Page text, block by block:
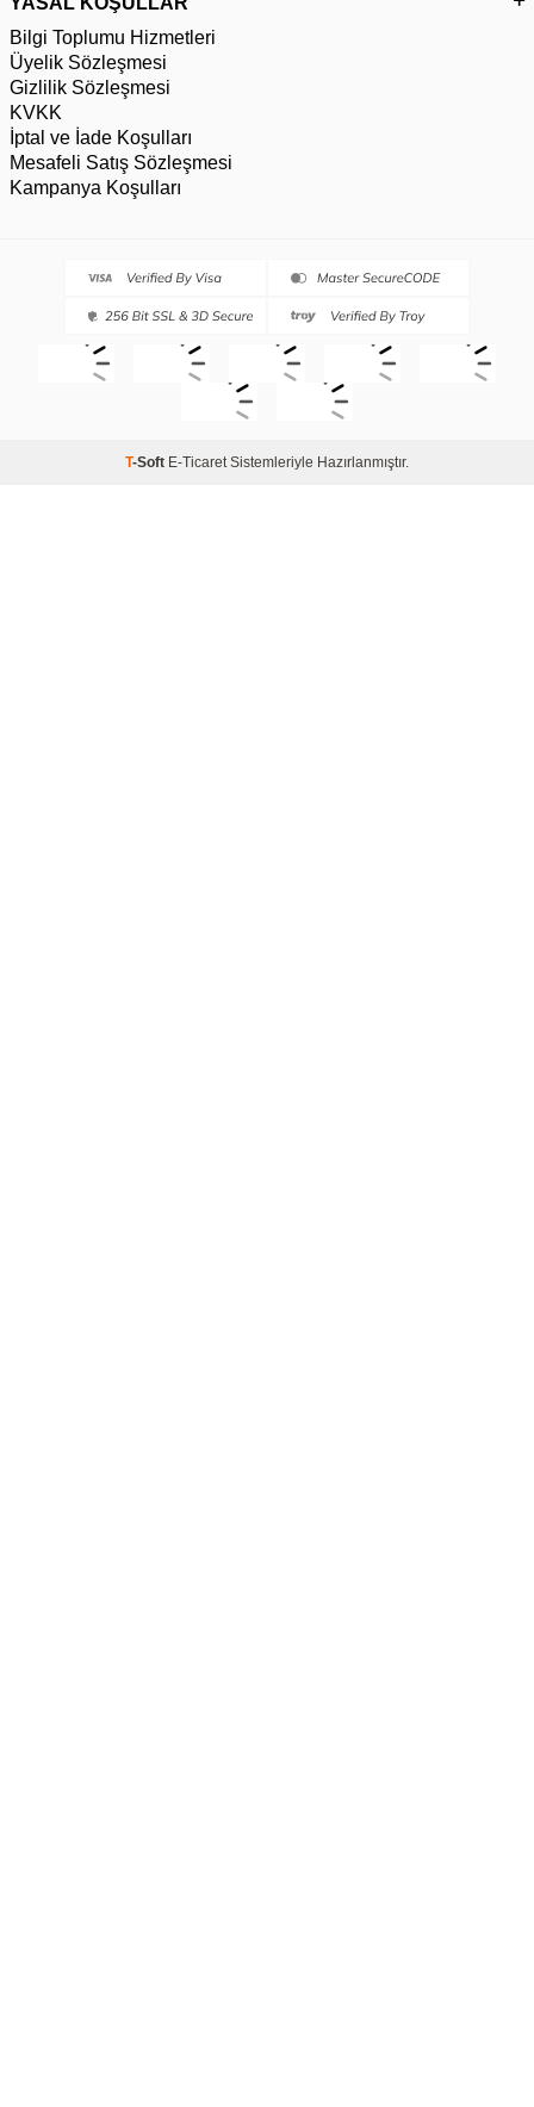
Bilgi Toplumu Hizmetleri
Üyelik Sözleşmesi
Gizlilik Sözleşmesi
KVKK
İptal ve İade Koşulları
Mesafeli Satış Sözleşmesi
Kampanya Koşulları
T-Soft E-Ticaret Sistemleriyle Hazırlanmıştır.